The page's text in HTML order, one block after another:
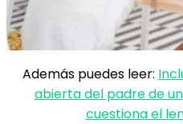
Además puedes leer:
abierta del padre de
cuestiona el